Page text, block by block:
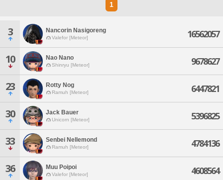
1
3 Nancorin Nasigoreng
Valefor [Meteor] 16562057
10 Nao Nano
Shinryu [Meteor] 9678627
23 Rotty Nog
Ramuh [Meteor] 6447821
30 Jack Bauer
Unicorn [Meteor] 5396825
33 Senbei Nellemond
Ramuh [Meteor] 4784136
36 Muu Poipoi
Valefor [Meteor] 4608564